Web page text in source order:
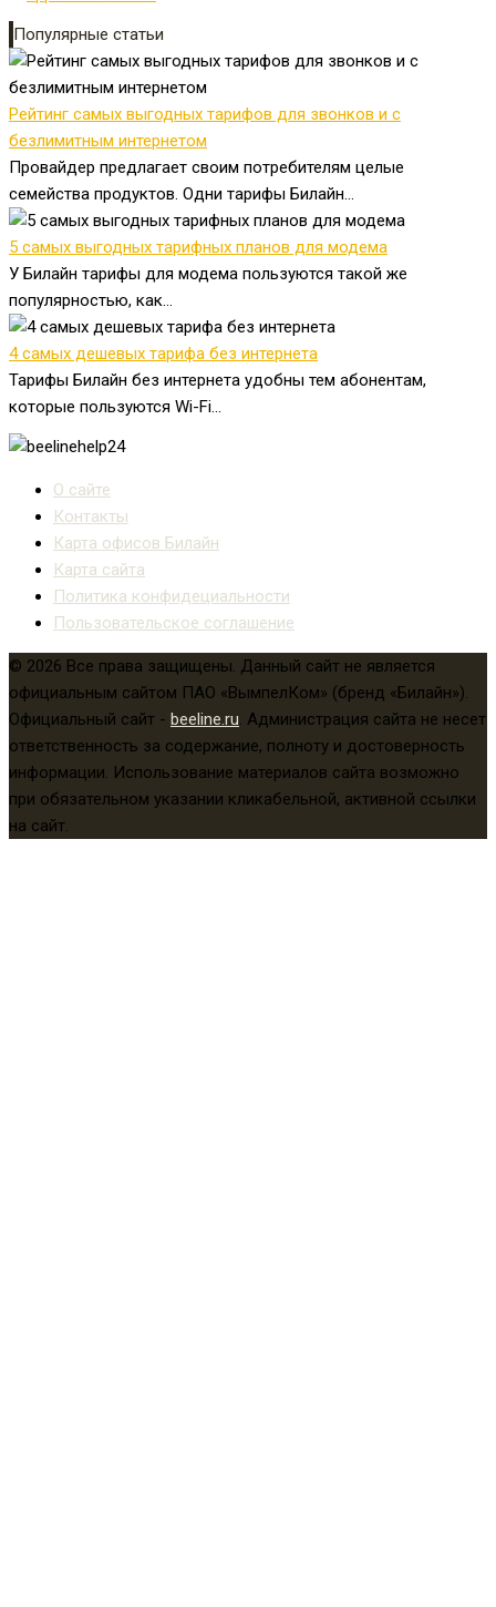
Популярные статьи
Рейтинг самых выгодных тарифов для звонков и с
безлимитным интернетом
Провайдер предлагает своим потребителям целые
семейства продуктов. Одни тарифы Билайн...
5 самых выгодных тарифных планов для модема
У Билайн тарифы для модема пользуются такой же
популярностью, как...
4 самых дешевых тарифа без интернета
Тарифы Билайн без интернета удобны тем абонентам,
которые пользуются Wi-Fi...
О сайте
Контакты
Карта офисов Билайн
Карта сайта
Политика конфидециальности
Пользовательское соглашение
© 2026 Все права защищены. Данный сайт не является
официальным сайтом ПАО «ВымпелКом» (бренд «Билайн»).
Официальный сайт - beeline.ru. Администрация сайта не несет
ответственность за содержание, полноту и достоверность
информации. Использование материалов сайта возможно
при обязательном указании кликабельной, активной ссылки
на сайт.